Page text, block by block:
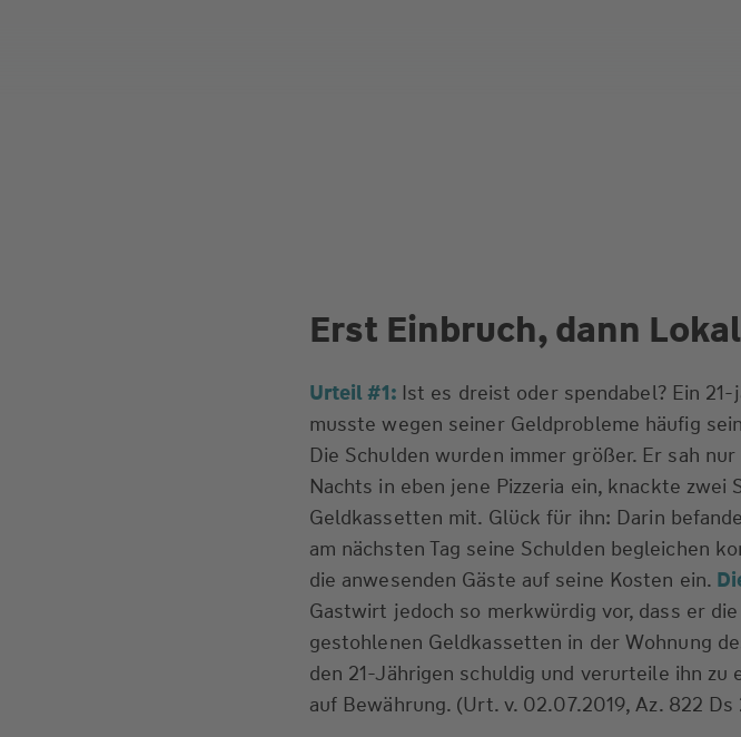
Erst Einbruch, dann
Urteil #1: Ist es dreist oder spendabel? Ein
musste wegen seiner Geldprobleme häufig
Die Schulden wurden immer größer. Er sah
Nachts in eben jene Pizzeria ein, knackte zwei
Geldkassetten mit. Glück für ihn: Darin
am nächsten Tag seine Schulden begleichen
die anwesenden Gäste auf seine Kosten ein.
Gastwirt jedoch so merkwürdig vor, dass er
gestohlenen Geldkassetten in der Wohnung
den 21-Jährigen schuldig und verurteile ihn
auf Bewährung. (Urt. v. 02.07.2019, Az. 822